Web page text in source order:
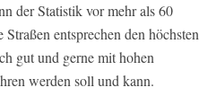
der Statistik vor mehr als 60
entsprechen den höchsten
gut und gerne mit hohen
werden soll und kann.